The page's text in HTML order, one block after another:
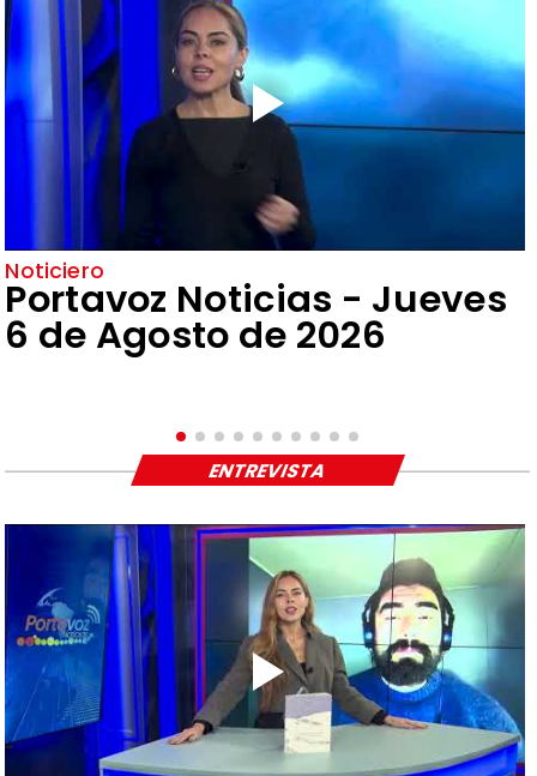
Noticiero
Portavoz Noticias - Jueves
6 de Agosto de 2026
ENTREVISTA